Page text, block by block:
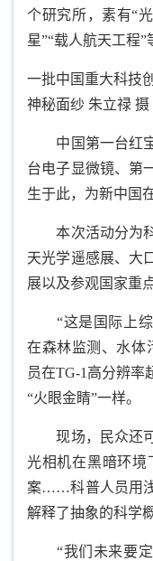
个研究所，素有“
星”“载人航天工程”
一批中国重大科技
神秘面纱 朱立禄 摄
中国第一台红宝
台电子显微镜、第
生于此，为新中国
本次活动分为科
天光学遥感展、大
展以及参观国家重
“这是国际上综
在森林监测、水体
员在TG-1高分辨率
“火眼金睛”一样。
现场，民众还可
光相机在黑暗环境
案……科普人员用
解释了抽象的科学
“我们未来要定